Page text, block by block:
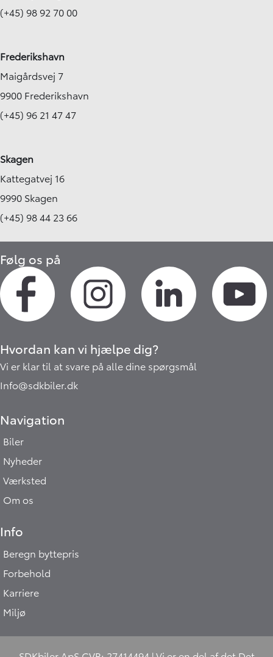
(+45) 98 92 70 00
Frederikshavn
Maigårdsvej 7
9900 Frederikshavn
(+45) 96 21 47 47
Skagen
Kattegatvej 16
9990 Skagen
(+45) 98 44 23 66
Følg os på
Hvordan kan vi hjælpe dig?
Vi er klar til at svare på alle dine spørgsmål
Info@sdkbiler.dk
Navigation
Biler
Nyheder
Værksted
Om os
Info
Beregn byttepris
Forbehold
Karriere
Miljø